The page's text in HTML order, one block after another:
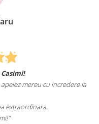
mereu cu incredere la
extraordinara.